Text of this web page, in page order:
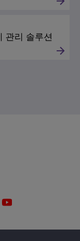
관리 솔루션